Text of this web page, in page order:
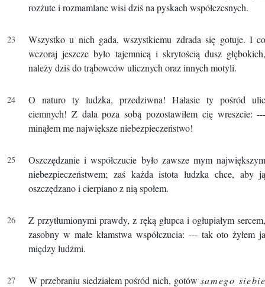
rozżute i rozmamlane wisi dziś na pyskach współczesnych.
Wszystko u nich gada, wszystkiemu zdrada się gotuje. I
wczoraj jeszcze było tajemnicą i skrytością dusz
należy dziś do trąbowców ulicznych oraz innych motyli.
O naturo ty ludzka, przedziwna! Hałasie ty pośród
ciemnych! Z dala poza sobą pozostawiłem cię wreszcie:
minąłem me największe niebezpieczeństwo!
Oszczędzanie i współczucie było zawsze mym
niebezpieczeństwem; zaś każda istota ludzka chce, aby
oszczędzano i cierpiano z nią społem.
Z przytłumionymi prawdy, z ręką głupca i ogłupiałym
zasobny w małe kłamstwa współczucia: --- tak oto żyłem
między ludźmi.
W przebraniu siedziałem pośród nich, gotów samego